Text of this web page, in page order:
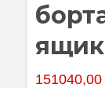
151040,00